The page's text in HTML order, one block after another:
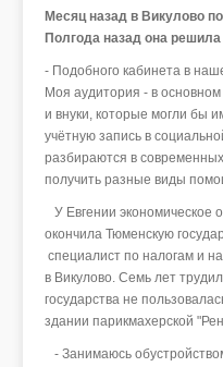
Месяц назад в Викулово
Полгода назад она
- Подобного кабинета в
Моя аудитория - в
и внуки, которые могли бы
учётную запись в
разбираются в
получить разные виды
У Евгении экономическое
окончила Тюменскую
специалист по налогам и
в Викулово. Семь лет
государства не
здании парикмахерской
- Занимаюсь